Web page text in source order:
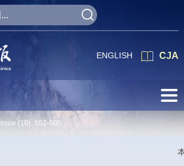
CJA
ENGLISH
Issue (10): 502-505